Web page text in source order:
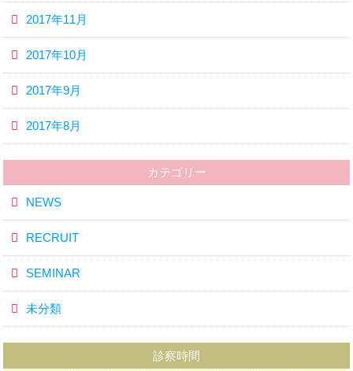
2017年11月
2017年10月
2017年9月
2017年8月
カテゴリー
NEWS
RECRUIT
SEMINAR
未分類
診察時間